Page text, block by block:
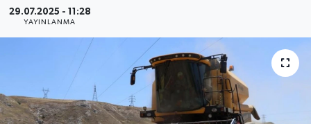
29.07.2025 - 11:28
YAYINLANMA
MAGAZİN
RESMİ İLANLAR